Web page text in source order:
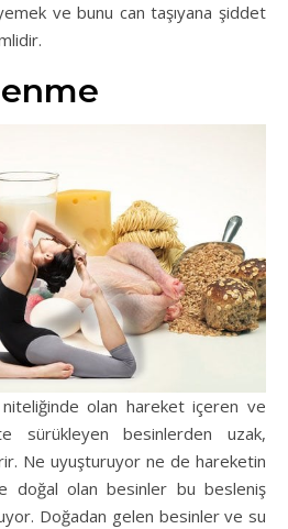
yemek ve bunu can taşıyana şiddet
olan hareket içeren ve
sürükleyen besinlerden uzak,
Ne uyuşturuyor ne de hareketin
doğal olan besinler bu besleniş
Doğadan gelen besinler ve su